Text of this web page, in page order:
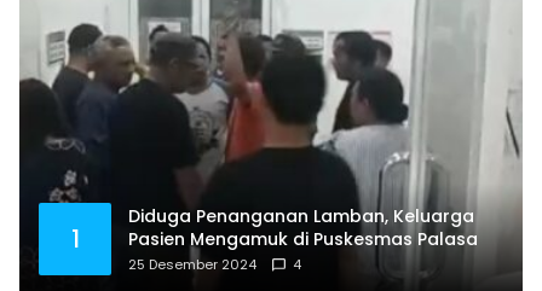
1
Diduga Penanganan Lamban, Keluarga
Pasien Mengamuk di Puskesmas Palasa
25 Desember 2024 4